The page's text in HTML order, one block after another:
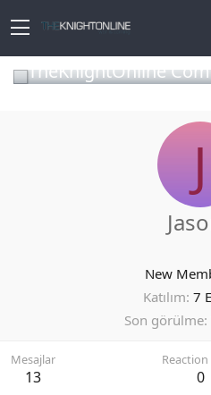
TheKnightOnline
J
New
Katılım 7
Son görülme
Mesajlar
13 0